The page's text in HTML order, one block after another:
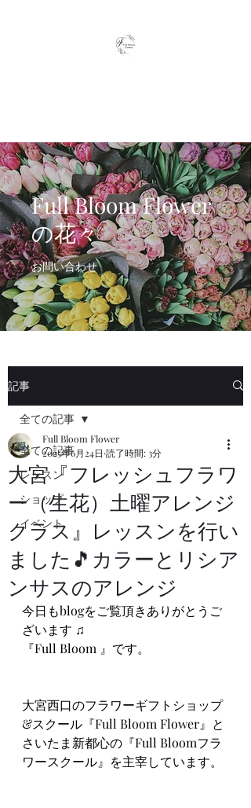
Full Bloom Flower
の花々
お問い合わせ
記事
全ての記事
レッスン
ショップ
イベント
全ての記事
大宮『フレッシュフラワ
ー（生花）土曜アレンジ
クラス』レッスンを行い
ました🎵カラーとリシア
ンサスのアレンジ
Full Bloom Flower
2025年6月24日 読了時間: 3分
今日もblogをご覧頂きありがとうご
ざいます ♫
『Full Bloom 』です。
大宮西口のフラワーギフトショップ
&スクール『Full Bloom Flower』と
さいたま新都心の『Full Bloomフラ
ワースクール』を主宰しています。